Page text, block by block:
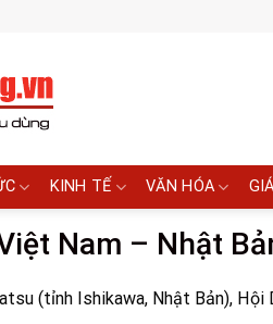
KINH TẾ VĂN HÓA
Nam – Nhật
(tỉnh Ishikawa, Nhật Bản),